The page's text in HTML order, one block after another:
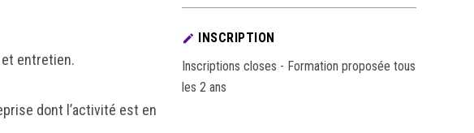
entretien.
dont l’activité est en
INSCRIPTION
Inscriptions closes - Formation proposée tous
les 2 ans